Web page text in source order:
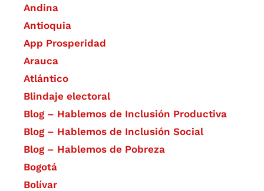
Andina
Antioquia
App Prosperidad
Arauca
Atlántico
Blindaje electoral
Blog – Hablemos de Inclusión Productiva
Blog – Hablemos de Inclusión Social
Blog – Hablemos de Pobreza
Bogotá
Bolívar